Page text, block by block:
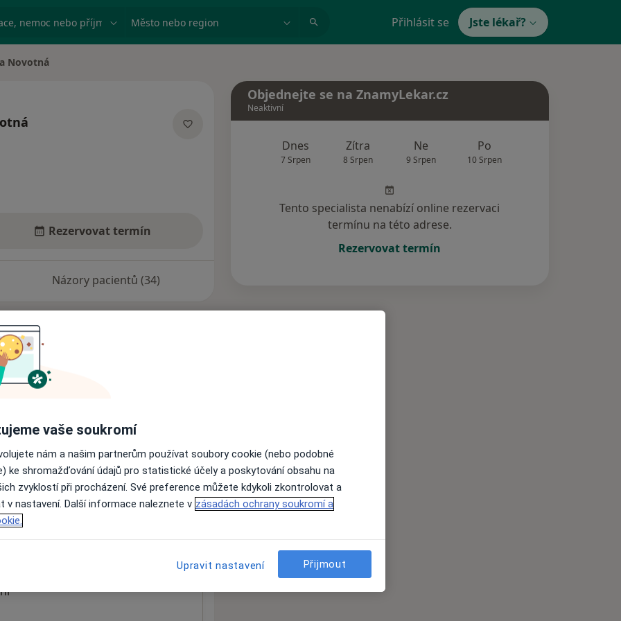
nemoc nebo příjmení Město nebo region Přihlásit se Jste lékař?
Novotná
Rezervovat termín
Názory pacientů (34)
nejsou k dispozici
informace o svých službách.
Objednejte se na ZnamyLekar.cz
Neaktivní
Dnes
7 Srpen
Zítra
8 Srpen
Ne
9 Srpen
Po
10 Srpen
Tento specialista nenabízí online rezervaci
termínu na této adrese.
Rezervovat termín
vaše soukromí
nám a našim partnerům používat soubory cookie (nebo podobné
ke shromažďování údajů pro statistické účely a poskytování obsahu na
zvyklostí při procházení. Své preference můžete kdykoli zkontrolovat a
v nastavení. Další informace naleznete v zásadách ochrany soukromí a
Upravit nastavení Přijmout